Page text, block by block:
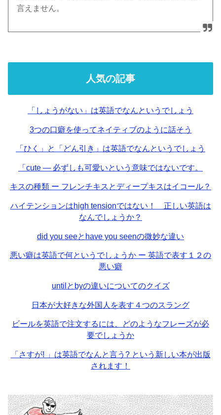
言えません。
人気の記事
「しょうがない」は英語でなんというでしょう
3つの口癖を使ってネイティブのように話そう
「ひく」と「どん引き」は英語でなんというでしょう
「cute — 必ずしも可愛いという意味ではないです。
キスの種類 ー フレンチキスとディープキスはイコール？
ハイテンションはhigh tensionではない！ 正しい英語は
なんでしょうか？
did you seeとhave you seenの微妙な違い
悪い癖は英語で何というでしょうか ー 英語で表す１２の
悪い癖
untilとbyの違いについてのクイズ
日本が大好きな外国人を表す４つのスラング
ビールを英語で注文するには、どのようなフレーズが必
要でしょうか
「さすが! 」は英語でなんと言う? という新しい本が出版
されます！